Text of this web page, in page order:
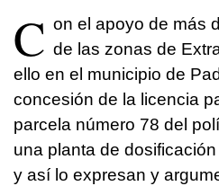
C on el apoyo de más
de las zonas de
ello en el municipio de
concesión de la licencia
parcela número 78 del
una planta de
y así lo expresan y